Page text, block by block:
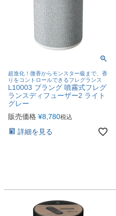
超進化！微香からモンスター級まで、香
りをコントロールできるフレグランス
L10003 ブラング 噴霧式フレグ
ランスディフューザー2 ライト
グレー
販売価格 ¥8,780税込
詳細を見る